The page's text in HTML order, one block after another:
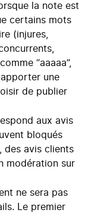
la note est
certains mots
(injures,
“aaaaa”,
une
de publier
aux avis
bloqués
des avis clients
modération sur
ne sera pas
Le premier